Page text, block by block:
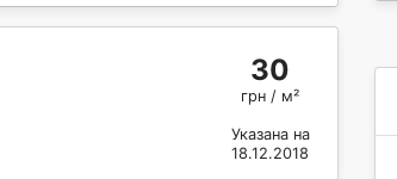
30
грн / м²
Указана на
18.12.2018